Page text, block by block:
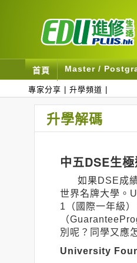
首頁 Master /
專家分享 升學頻道
升學解碼
中五DSE生
如果DSE成績
世界名牌大學。
1（國際一年級
（
別呢？同學又應
University